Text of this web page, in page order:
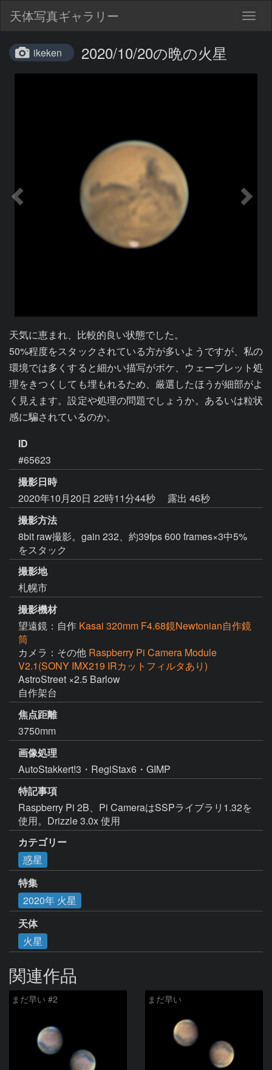
天体写真ギャラリー
ikeken 2020/10/20の晩の火星
天気に恵まれ、比較的良い状態でした。
50%程度をスタックされている方が多いようですが、私の
環境では多くすると細かい描写がボケ、ウェーブレット処
理をきつくしても埋もれるため、厳選したほうが細部がよ
く見えます。設定や処理の問題でしょうか。あるいは粒状
感に騙されているのか。
ID
#65623
撮影日時
2020年10月20日 22時11分44秒
露出 46秒
撮影方法
8bit raw撮影。gain 232、約39fps 600 frames×3中5%
をスタック
撮影地
札幌市
撮影機材
望遠鏡：自作 Kasai 320mm F4.68鏡Newtonian自作鏡
筒
カメラ：その他 Raspberry Pi Camera Module
V2.1(SONY IMX219 IRカットフィルタあり)
AstroStreet ×2.5 Barlow
自作架台
焦点距離
3750mm
画像処理
AutoStakkert!3・RegiStax6・GIMP
特記事項
Raspberry Pi 2B、Pi CameraはSSPライブラリ1.32を
使用。Drizzle 3.0x 使用
カテゴリー
惑星
特集
2020年 火星
天体
火星
関連作品
まだ早い #2 まだ早い